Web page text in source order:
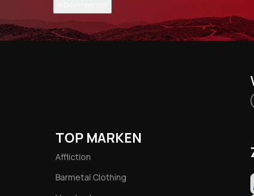
TOP MARKEN
Affliction
Barmetal Clothing